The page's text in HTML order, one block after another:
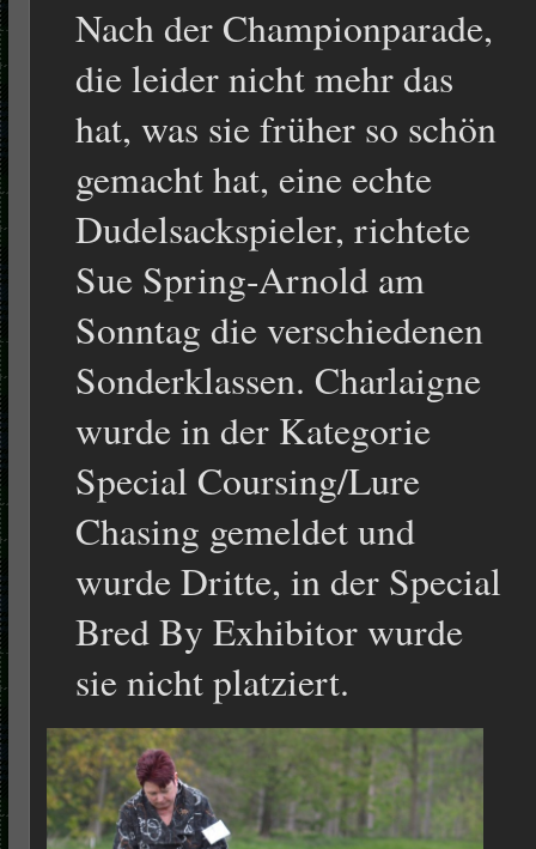
Nach der Championparade,
die leider nicht mehr das
hat, was sie früher so schön
gemacht hat, eine echte
Dudelsackspieler, richtete
Sue Spring-Arnold am
Sonntag die verschiedenen
Sonderklassen. Charlaigne
wurde in der Kategorie
Special Coursing/Lure
Chasing gemeldet und
wurde Dritte, in der Special
Bred By Exhibitor wurde
sie nicht platziert.